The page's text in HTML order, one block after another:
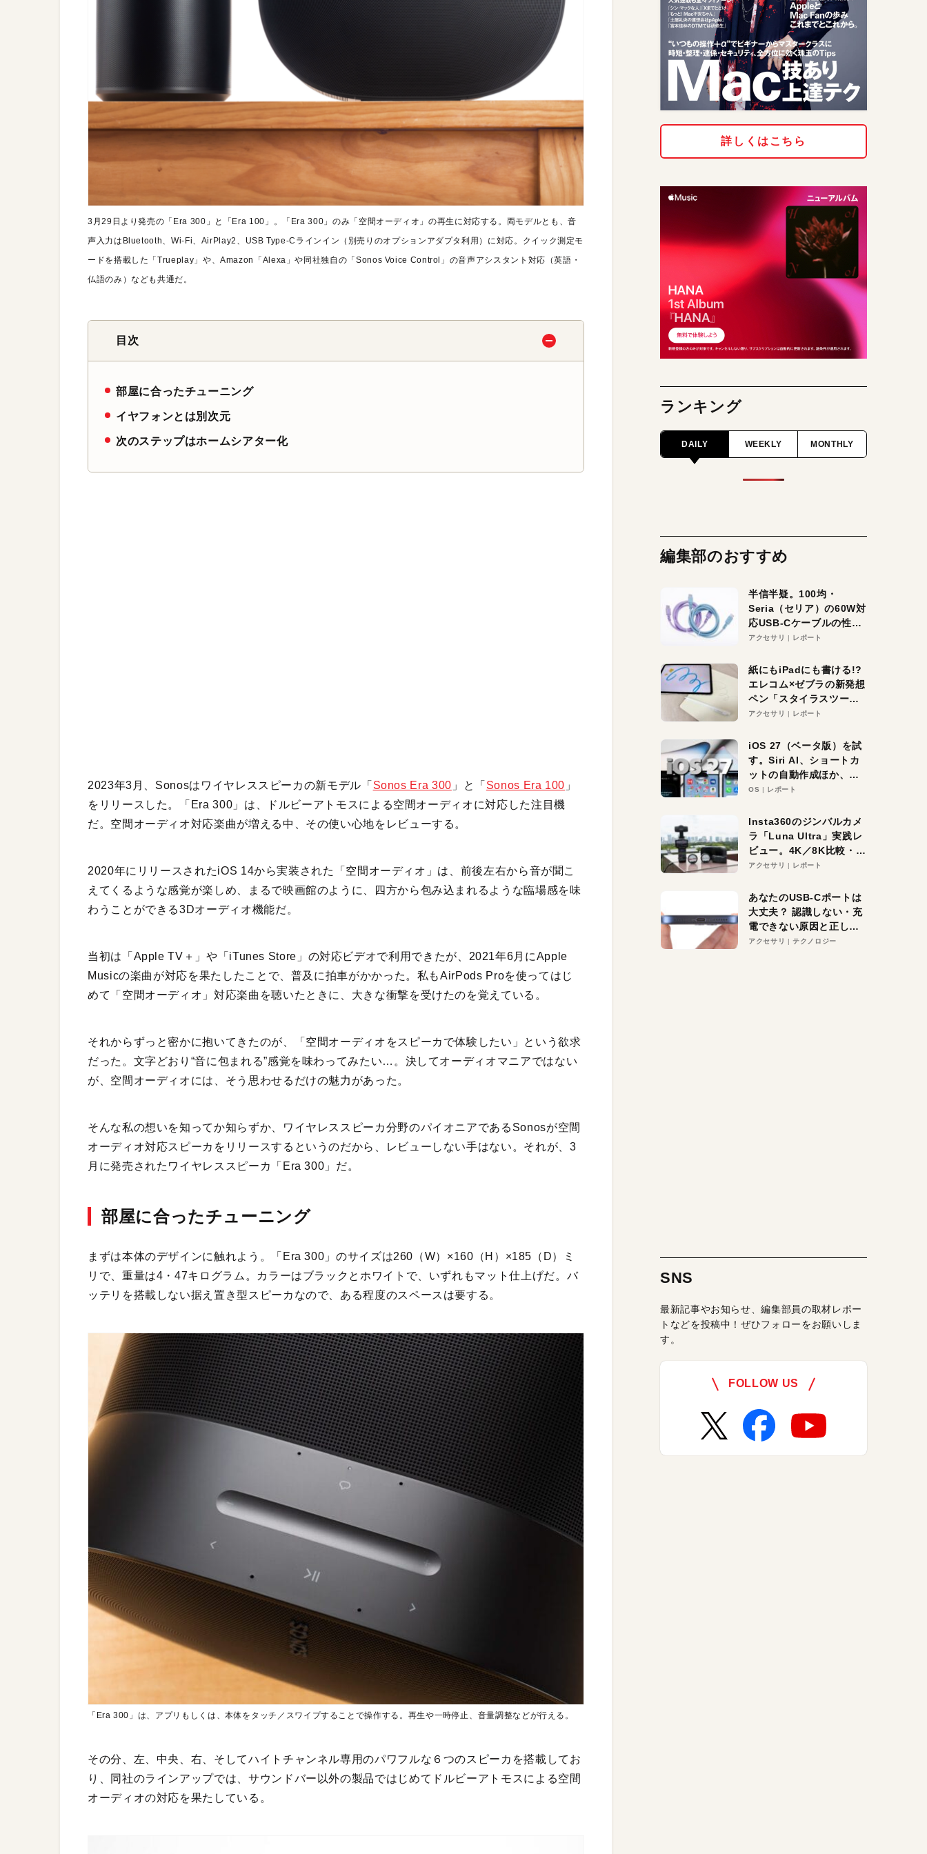
3月29日より発売の「Era 300」と「Era 100」。「Era 300」のみ「空間オーディオ」の再生に対応する。両モデルとも、音
声入力はBluetooth、Wi-Fi、AirPlay2、USB Type-Cラインイン（別売りのオプションアダプタ利用）に対応。クイック測定モ
ードを搭載した「Trueplay」や、Amazon「Alexa」や同社独自の「Sonos Voice Control」の音声アシスタント対応（英語・
仏語のみ）なども共通だ。
目次
部屋に合ったチューニング
イヤフォンとは別次元
次のステップはホームシアター化
2023年3月、Sonosはワイヤレススピーカの新モデル「 Sonos Era 300 」と「 Sonos Era 100 」
をリリースした。「Era 300」は、ドルビーアトモスによる空間オーディオに対応した注目機
だ。空間オーディオ対応楽曲が増える中、その使い心地をレビューする。
2020年にリリースされたiOS 14から実装された「空間オーディオ」は、前後左右から音が聞こ
えてくるような感覚が楽しめ、まるで映画館のように、四方から包み込まれるような臨場感を味
わうことができる3Dオーディオ機能だ。
当初は「Apple TV＋」や「iTunes Store」の対応ビデオで利用できたが、2021年6月にApple
Musicの楽曲が対応を果たしたことで、普及に拍車がかかった。私もAirPods Proを使ってはじ
めて「空間オーディオ」対応楽曲を聴いたときに、大きな衝撃を受けたのを覚えている。
それからずっと密かに抱いてきたのが、「空間オーディオをスピーカで体験したい」という欲求
だった。文字どおり“音に包まれる”感覚を味わってみたい…。決してオーディオマニアではない
が、空間オーディオには、そう思わせるだけの魅力があった。
そんな私の想いを知ってか知らずか、ワイヤレススピーカ分野のパイオニアであるSonosが空間
オーディオ対応スピーカをリリースするというのだから、レビューしない手はない。それが、3
月に発売されたワイヤレススピーカ「Era 300」だ。
部屋に合ったチューニング
まずは本体のデザインに触れよう。「Era 300」のサイズは260（W）×160（H）×185（D）ミ
リで、重量は4・47キログラム。カラーはブラックとホワイトで、いずれもマット仕上げだ。バ
ッテリを搭載しない据え置き型スピーカなので、ある程度のスペースは要する。
「Era 300」は、アプリもしくは、本体をタッチ／スワイプすることで操作する。再生や一時停止、音量調整などが行える。
その分、左、中央、右、そしてハイトチャンネル専用のパワフルな６つのスピーカを搭載してお
り、同社のラインアップでは、サウンドバー以外の製品ではじめてドルビーアトモスによる空間
オーディオの対応を果たしている。
詳しくはこちら
ランキング
DAILY WEEKLY MONTHLY
編集部のおすすめ
半信半疑。100均・
Seria（セリア）の60W対
応USB-Cケーブルの性能
を検証。超コスパの1本を
アクセサリ レポート
紙にもiPadにも書ける!?
エレコム×ゼブラの新発想
ペン「スタイラスツーウ
ェイ」レビュー。持ち替
アクセサリ レポート
iOS 27（ベータ版）を試
す。Siri AI、ショートカ
ットの自動作成ほか、期
待大の便利機能5選。
る未来はすぐそこ！
OS レポート
Insta360のジンバルカメ
ラ「Luna Ultra」実践レ
ビュー。4K／8K比較・ズ
ーム・夜間撮影をチェッ
アクセサリ レポート
あなたのUSB-Cポートは
大丈夫？ 認識しない・充
電できない原因と正しい
対策
アクセサリ テクノロジー
SNS
最新記事やお知らせ、編集部員の取材レポー
トなどを投稿中！ぜひフォローをお願いしま
す。
FOLLOW US